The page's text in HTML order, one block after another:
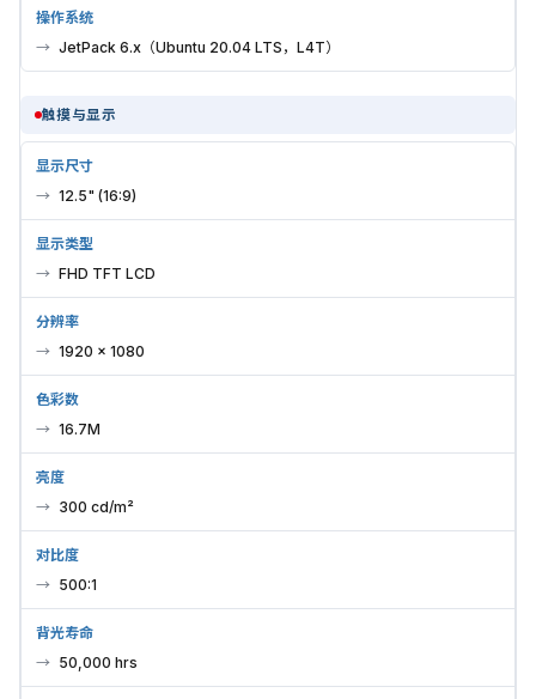
操作系统
JetPack 6.x（Ubuntu 20.04 LTS，L4T）
触摸与显示
显示尺寸
12.5" (16:9)
显示类型
FHD TFT LCD
分辨率
1920 × 1080
色彩数
16.7M
亮度
300 cd/m²
对比度
500:1
背光寿命
50,000 hrs